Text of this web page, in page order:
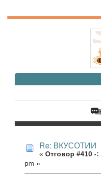
Re: ВКУСОТИИ
« Отговор #410 -:
pm »